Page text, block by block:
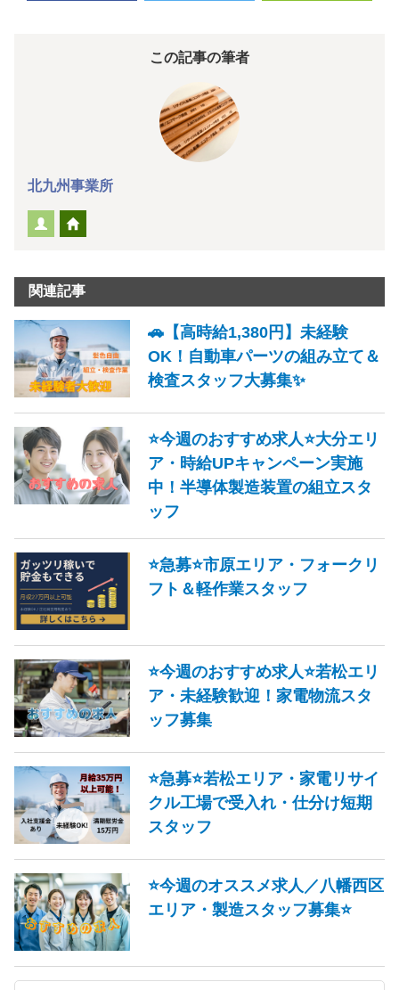
この記事の筆者
北九州事業所
関連記事
🚗【高時給1,380円】未経験
OK！自動車パーツの組み立て＆
検査スタッフ大募集✨
⭐今週のおすすめ求人⭐大分エリ
ア・時給UPキャンペーン実施
中！半導体製造装置の組立スタ
ッフ
⭐急募⭐市原エリア・フォークリ
フト＆軽作業スタッフ
⭐今週のおすすめ求人⭐若松エリ
ア・未経験歓迎！家電物流スタ
ッフ募集
⭐急募⭐若松エリア・家電リサイ
クル工場で受入れ・仕分け短期
スタッフ
⭐今週のオススメ求人／八幡西区
エリア・製造スタッフ募集⭐